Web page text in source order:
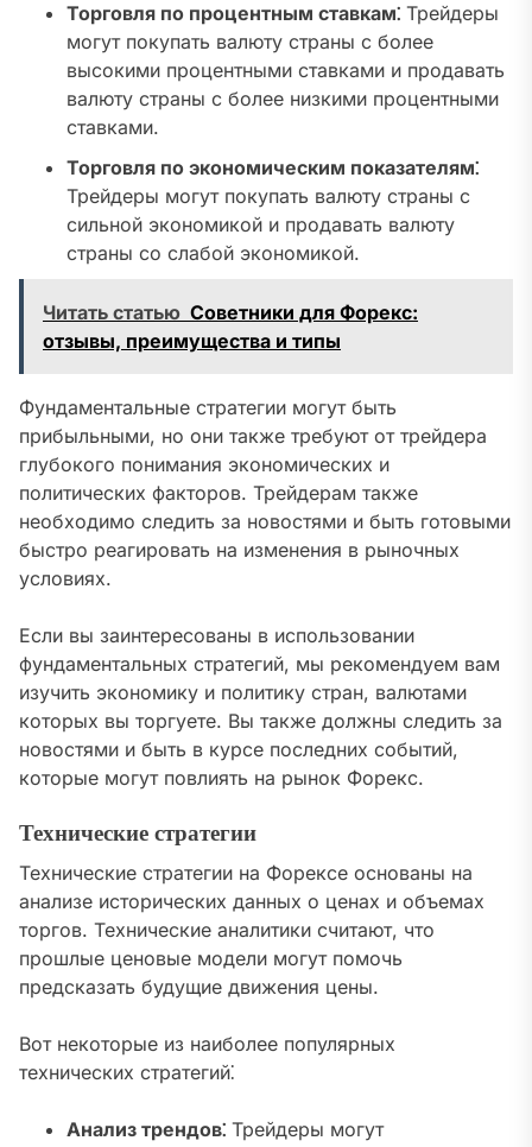
Торговля по процентным ставкам⁚ Трейдеры
могут покупать валюту страны с более
высокими процентными ставками и продавать
валюту страны с более низкими процентными
ставками.
Торговля по экономическим показателям⁚
Трейдеры могут покупать валюту страны с
сильной экономикой и продавать валюту
страны со слабой экономикой.
Читать статью Советники для Форекс:
отзывы, преимущества и типы
Фундаментальные стратегии могут быть
прибыльными, но они также требуют от трейдера
глубокого понимания экономических и
политических факторов. Трейдерам также
необходимо следить за новостями и быть готовыми
быстро реагировать на изменения в рыночных
условиях.
Если вы заинтересованы в использовании
фундаментальных стратегий, мы рекомендуем вам
изучить экономику и политику стран, валютами
которых вы торгуете. Вы также должны следить за
новостями и быть в курсе последних событий,
которые могут повлиять на рынок Форекс.
Технические стратегии
Технические стратегии на Форексе основаны на
анализе исторических данных о ценах и объемах
торгов. Технические аналитики считают, что
прошлые ценовые модели могут помочь
предсказать будущие движения цены.
Вот некоторые из наиболее популярных
технических стратегий⁚
Анализ трендов⁚ Трейдеры могут